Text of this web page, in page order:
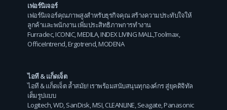
เฟอร์นิเจอร์
เฟอร์นิเจอร์คุณภาพสูงสำหรับธุรกิจคุณ สร้างความประทับใจให้
ลูกค้าและพนักงาน เพิ่มประสิทธิภาพการทำงาน
Furradec,ICONIC,MEDILA,INDEX LIVING MALL,Toolmax,
OfficeIntrend,Ergotrend,MODENA
ไอที & แก็ดเจ็ต
ไอที & แก็ดเจ็ต ล้ำสมัย! เราพร้อมสนับสนุนทุกองค์กร สู่ยุคดิจิทัล
เต็มรูปแบบ
Logitech WD SanDisk MSI CLEANLINE Seagate Panasonic